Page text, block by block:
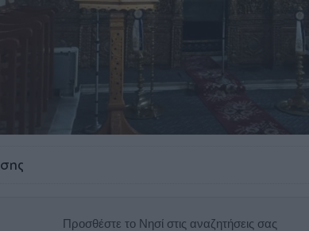
Προσθέστε το Νησί στις αναζητήσεις σας